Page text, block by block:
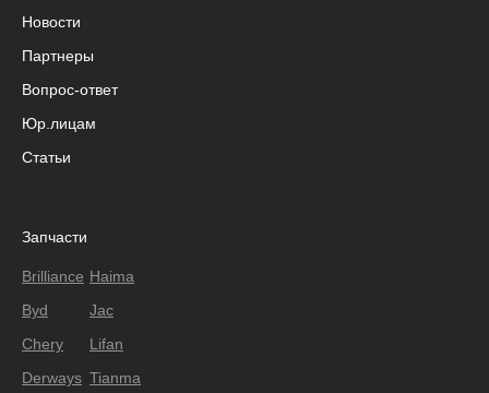
Новости
Партнеры
Вопрос-ответ
Юр.лицам
Статьи
Запчасти
Brilliance
Byd
Chery
Derways
Haima
Jac
Lifan
Tianma